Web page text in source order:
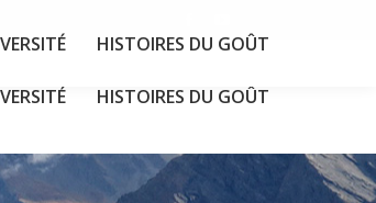
Facebook
opens
window
YouTube
opens
window
HISTOIRES DU GOÛT
HISTOIRES DU GOÛT